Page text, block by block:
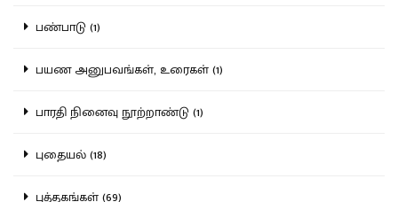
பண்பாடு (1)
பயண அனுபவங்கள், உரைகள் (1)
பாரதி நினைவு நூற்றாண்டு (1)
புதையல் (18)
புத்தகங்கள் (69)